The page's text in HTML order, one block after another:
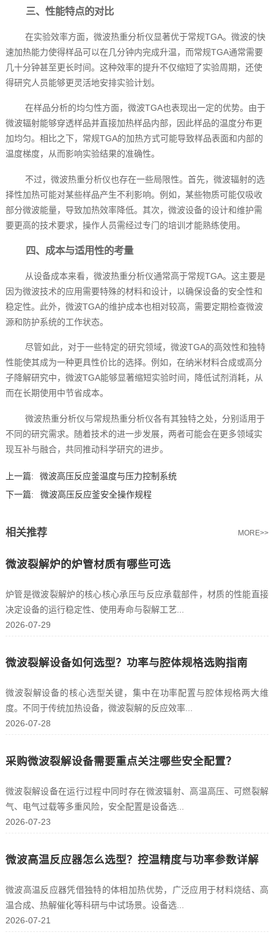
三、性能特点的对比
在实验效率方面，微波热重分析仪显著优于常规TGA。微波的快
速加热能力使得样品可以在几分钟内完成升温，而常规TGA通常需要
几十分钟甚至更长时间。这种效率的提升不仅缩短了实验周期，还使
得研究人员能够更灵活地安排实验计划。
在样品分析的均匀性方面，微波TGA也表现出一定的优势。由于
微波辐射能够穿透样品并直接加热样品内部，因此样品的温度分布更
加均匀。相比之下，常规TGA的加热方式可能导致样品表面和内部的
温度梯度，从而影响实验结果的准确性。
不过，微波热重分析仪也存在一些局限性。首先，微波辐射的选
择性加热可能对某些样品产生不利影响。例如，某些物质可能仅吸收
部分微波能量，导致加热效率降低。其次，微波设备的设计和维护需
要更高的技术要求，操作人员需经过专门的培训才能熟练使用。
四、成本与适用性的考量
从设备成本来看，微波热重分析仪通常高于常规TGA。这主要是
因为微波技术的应用需要特殊的材料和设计，以确保设备的安全性和
稳定性。此外，微波TGA的维护成本也相对较高，需要定期检查微波
源和防护系统的工作状态。
尽管如此，对于一些特定的研究领域，微波TGA的高效性和独特
性能使其成为一种更具性价比的选择。例如，在纳米材料合成或高分
子降解研究中，微波TGA能够显著缩短实验时间，降低试剂消耗，从
而在长期使用中节省成本。
微波热重分析仪与常规热重分析仪各有其独特之处，分别适用于
不同的研究需求。随着技术的进一步发展，两者可能会在更多领域实
现互补与融合，共同推动科学研究的进步。
上一篇:
微波高压反应釜温度与压力控制系统
下一篇:
微波高压反应釜安全操作规程
相关推荐 MORE>>
微波裂解炉的炉管材质有哪些可选
炉管是微波裂解炉的核心核心承压与反应承载部件，材质的性能直接
决定设备的运行稳定性、使用寿命与裂解工艺...
2026-07-29
微波裂解设备如何选型？功率与腔体规格选购指南
微波裂解设备的核心选型关键，集中在功率配置与腔体规格两大维
度。不同于传统加热设备，微波裂解的反应效率...
2026-07-28
采购微波裂解设备需要重点关注哪些安全配置？
微波裂解设备在运行过程中同时存在微波辐射、高温高压、可燃裂解
气、电气过载等多重风险，安全配置是设备选...
2026-07-23
微波高温反应器怎么选型？控温精度与功率参数详解
微波高温反应器凭借独特的体相加热优势，广泛应用于材料烧结、高
温合成、热解催化等科研与中试场景。设备选...
2026-07-21